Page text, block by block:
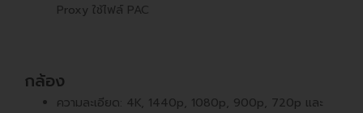
Proxy ใช้ไฟล์ PAC
กล้อง
ความละเอียด: 4K, 1440p, 1080p, 900p, 720p และ